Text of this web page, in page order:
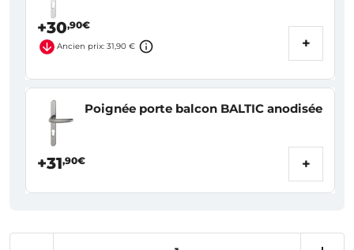
+30,90€
Ancien prix: 31,90 € +
Poignée porte balcon BALTIC anodisée
+31,90€ +